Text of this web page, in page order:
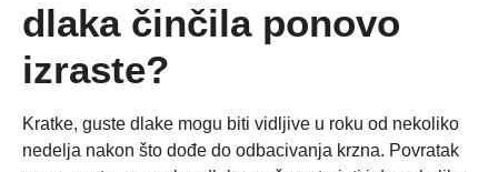
dlaka činčila ponovo
izraste?
Kratke, guste dlake mogu biti vidljive u roku od nekoliko
nedelja nakon što dođe do odbacivanja krzna. Povratak